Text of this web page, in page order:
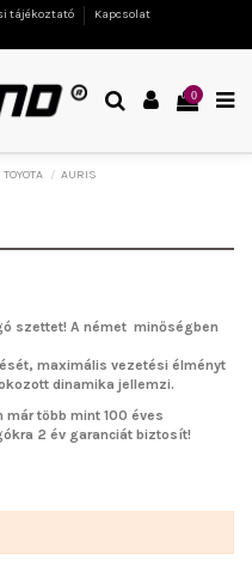
tájékoztató
Kapcsolat
0
TOYOTA AURIS
szettet! A német minőségben
maximális vezetési élményt
dinamika jellemzi.
több mint 100 éves
2 év garanciát biztosít!